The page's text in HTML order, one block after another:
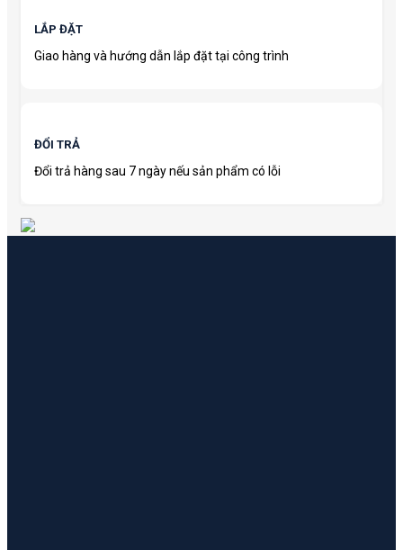
LẮP ĐẶT
Giao hàng và hướng dẫn lắp đặt tại công trình
ĐỔI TRẢ
Đổi trả hàng sau 7 ngày nếu sản phẩm có lỗi